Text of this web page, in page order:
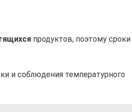
продуктов, поэтому сроки
и соблюдения температурного